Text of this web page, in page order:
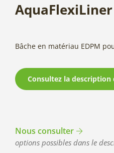
Bâche en matériau EDPM
Consultez la description
Nous consulter
options possibles dans le